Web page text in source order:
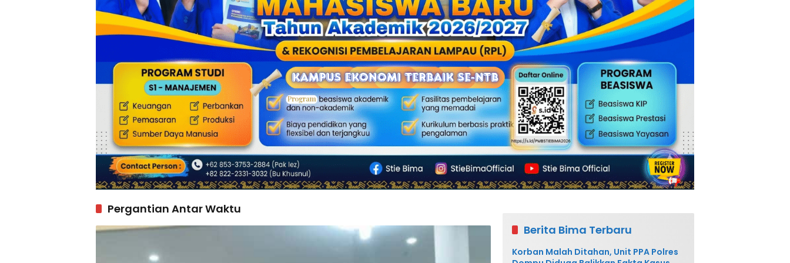
Pergantian Antar Waktu
Berita Bima Terbaru
Korban Malah Ditahan, Unit PPA Polres